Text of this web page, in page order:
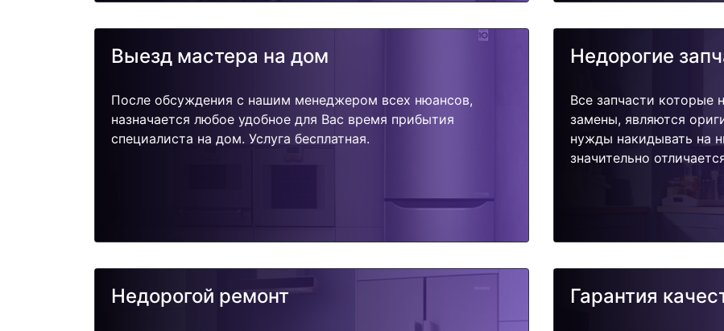
Выезд мастера на дом
После обсуждения с нашим менеджером всех нюансов,
назначается любое удобное для Вас время прибытия
специалиста на дом. Услуга бесплатная.
Недорогие
Все запчасти которые
замены, являются
нужды накидывать на
значительно
Недорогой ремонт Гарантия